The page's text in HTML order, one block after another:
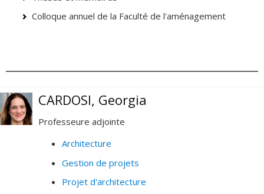
Colloque annuel de la Faculté de l'aménagement
CARDOSI, Georgia
Professeure adjointe
Architecture
Gestion de projets
Projet d'architecture